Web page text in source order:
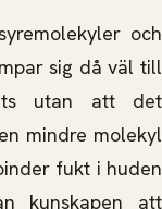
och
sig då väl till
utan att det
mindre molekyl
fukt i huden
kunskapen att